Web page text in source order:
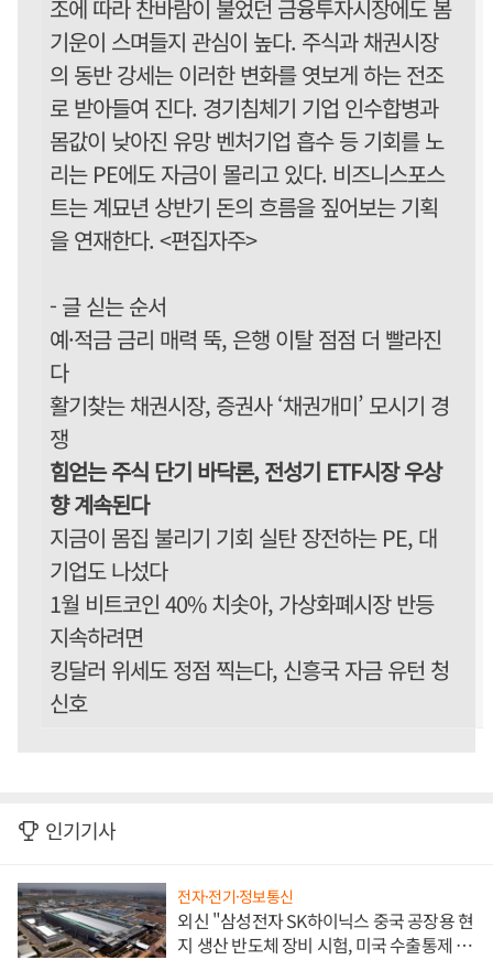
조에 따라 찬바람이 불었던 금융투자시장에도 봄
기운이 스며들지 관심이 높다. 주식과 채권시장
의 동반 강세는 이러한 변화를 엿보게 하는 전조
로 받아들여 진다. 경기침체기 기업 인수합병과
몸값이 낮아진 유망 벤처기업 흡수 등 기회를 노
리는 PE에도 자금이 몰리고 있다. 비즈니스포스
트는 계묘년 상반기 돈의 흐름을 짚어보는 기획
을 연재한다. <편집자주>
- 글 싣는 순서
예·적금 금리 매력 뚝, 은행 이탈 점점 더 빨라진
다
활기찾는 채권시장, 증권사 ‘채권개미’ 모시기 경
쟁
힘얻는 주식 단기 바닥론, 전성기 ETF시장 우상
향 계속된다
지금이 몸집 불리기 기회 실탄 장전하는 PE, 대
기업도 나섰다
1월 비트코인 40% 치솟아, 가상화폐시장 반등
지속하려면
킹달러 위세도 정점 찍는다, 신흥국 자금 유턴 청
신호
인기기사
전자·전기·정보통신
외신 "삼성전자 SK하이닉스 중국 공장용 현
지 생산 반도체 장비 시험, 미국 수출통제 대